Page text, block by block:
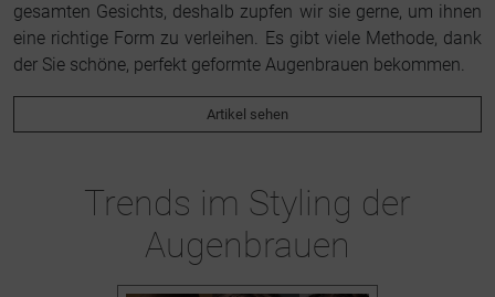
gesamten Gesichts, deshalb zupfen wir sie gerne, um ihnen
eine richtige Form zu verleihen. Es gibt viele Methode, dank
der Sie schöne, perfekt geformte Augenbrauen bekommen.
Artikel sehen
Trends im Styling der
Augenbrauen